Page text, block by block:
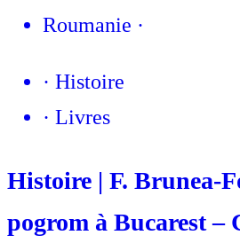
Roumanie ·
· Histoire
· Livres
Histoire | F. Brunea-
pogrom à Bucarest –